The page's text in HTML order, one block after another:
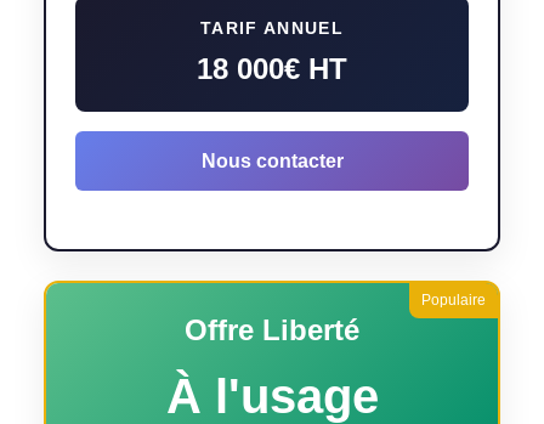
TARIF ANNUEL
18 000€ HT
Nous contacter
Offre Liberté
À l'usage